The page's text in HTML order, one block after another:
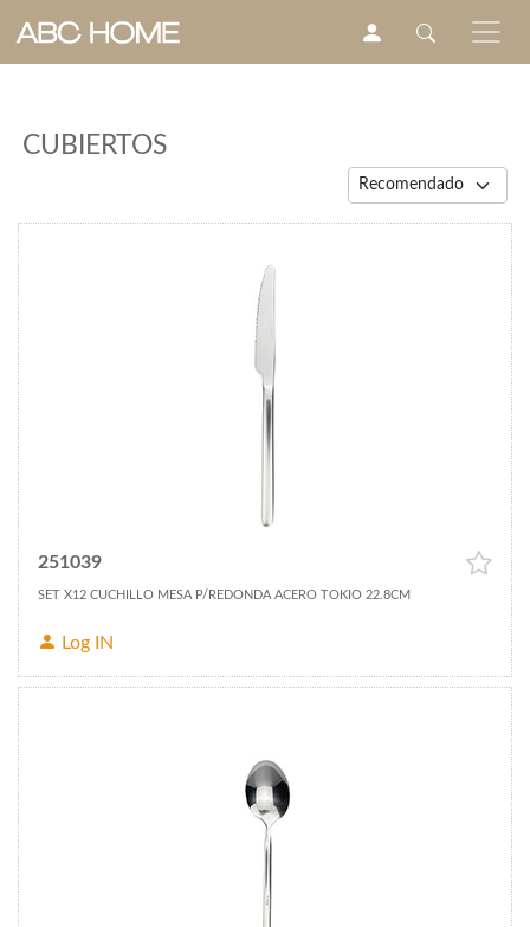
CUBIERTOS
251039
SET X12 CUCHILLO MESA P/REDONDA ACERO TOKIO 22.8CM
Log IN